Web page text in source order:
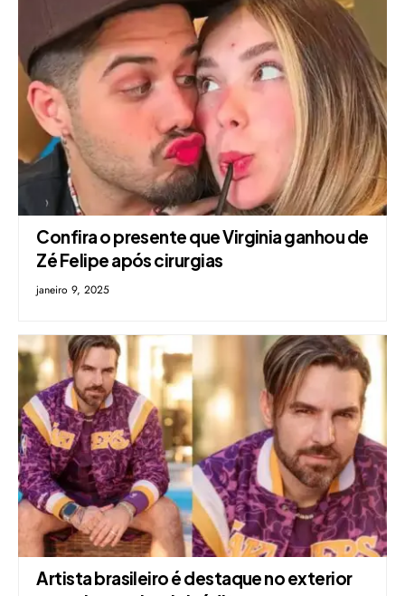
Confira o presente que Virginia ganhou de
Zé Felipe após cirurgias
janeiro 9, 2025
Artista brasileiro é destaque no exterior